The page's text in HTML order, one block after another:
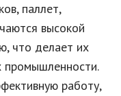
паллет,
высокой
что делает их
промышленности.
работу,